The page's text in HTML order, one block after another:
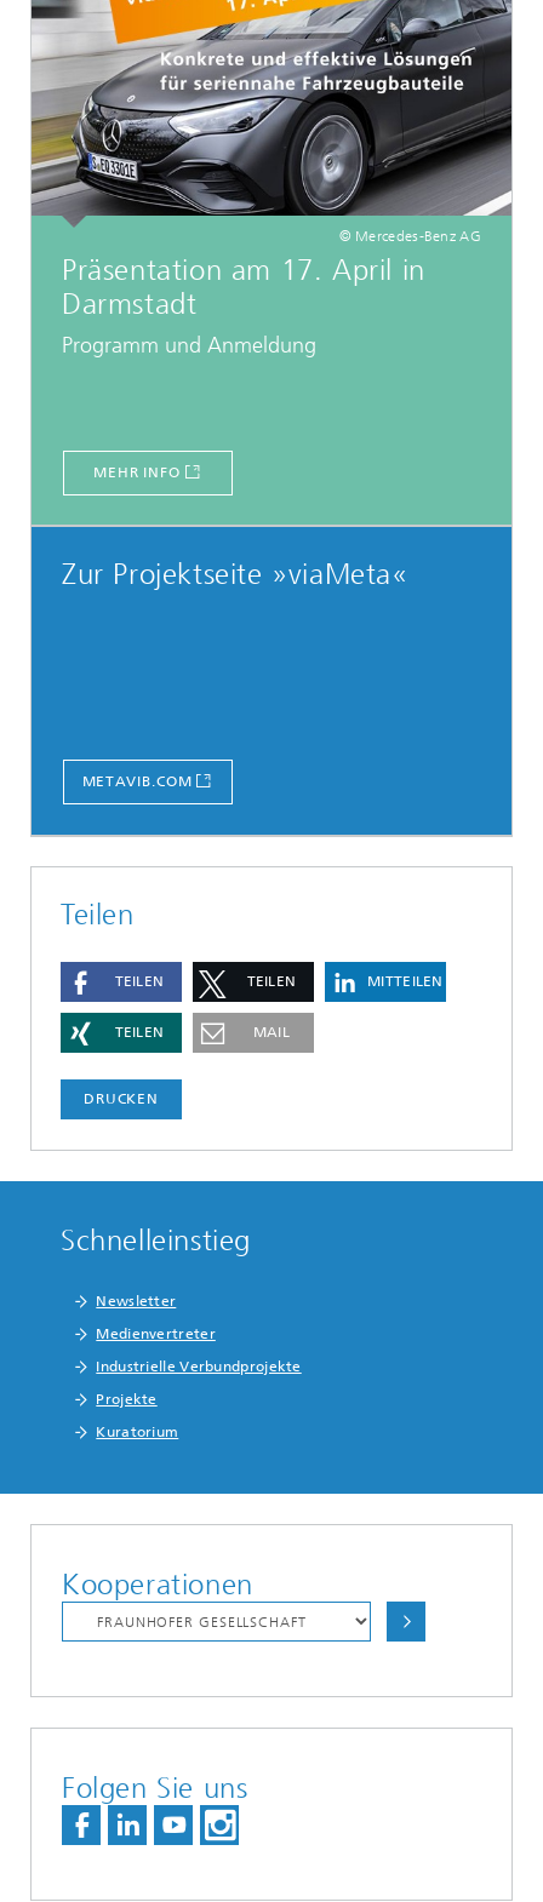
© Mercedes-Benz AG
Präsentation am 17. April in
Darmstadt
Programm und Anmeldung
MEHR INFO
Zur Projektseite »viaMeta«
METAVIB.COM
Teilen
TEILEN TEILEN MITTEILEN
TEILEN MAIL
DRUCKEN
Schnelleinstieg
Newsletter
Medienvertreter
Industrielle Verbundprojekte
Projekte
Kuratorium
Kooperationen
Folgen Sie uns